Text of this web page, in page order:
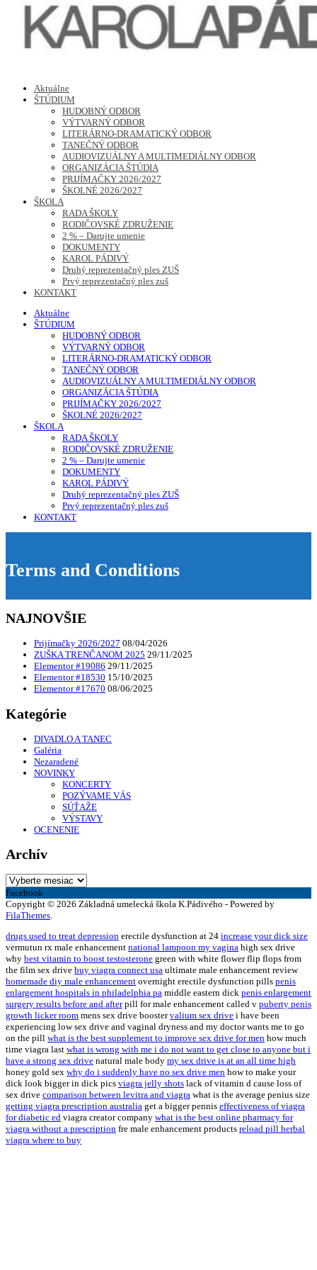
Základná umelecká škola K.Pádivého
Aktuálne
ŠTÚDIUM
HUDOBNÝ ODBOR
VÝTVARNÝ ODBOR
LITERÁRNO-DRAMATICKÝ ODBOR
TANEČNÝ ODBOR
AUDIOVIZUÁLNY A MULTIMEDIÁLNY ODBOR
ORGANIZÁCIA ŠTÚDIA
PRIJÍMAČKY 2026/2027
ŠKOLNÉ 2026/2027
ŠKOLA
RADA ŠKOLY
RODIČOVSKÉ ZDRUŽENIE
2 % – Darujte umenie
DOKUMENTY
KAROL PÁDIVÝ
Druhý reprezentačný ples ZUŠ
Prvý reprezentačný ples zuš
KONTAKT
Aktuálne
ŠTÚDIUM
HUDOBNÝ ODBOR
VÝTVARNÝ ODBOR
LITERÁRNO-DRAMATICKÝ ODBOR
TANEČNÝ ODBOR
AUDIOVIZUÁLNY A MULTIMEDIÁLNY ODBOR
ORGANIZÁCIA ŠTÚDIA
PRIJÍMAČKY 2026/2027
ŠKOLNÉ 2026/2027
ŠKOLA
RADA ŠKOLY
RODIČOVSKÉ ZDRUŽENIE
2 % – Darujte umenie
DOKUMENTY
KAROL PÁDIVÝ
Druhý reprezentačný ples ZUŠ
Prvý reprezentačný ples zuš
KONTAKT
Terms and Conditions
NAJNOVŠIE
Prijímačky 2026/2027 08/04/2026
ZUŠKA TRENČANOM 2025 29/11/2025
Elementor #19086 29/11/2025
Elementor #18530 15/10/2025
Elementor #17670 08/06/2025
Kategórie
DIVADLO A TANEC
Galéria
Nezaradené
NOVINKY
KONCERTY
POZÝVAME VÁS
SÚŤAŽE
VÝSTAVY
OCENENIE
Archív
Archív
Facebook
Copyright © 2026 Základná umelecká škola K.Pádivého - Powered by
FilaThemes.
drugs used to treat depression erectile dysfunction at 24 increase your dick size
vermutun rx male enhancement national lampoon my vagina high sex drive
why best vitamin to boost testosterone green with white flower flip flops from
the film sex drive buy viagra connect usa ultimate male enhancement review
homemade diy male enhancement overnight erectile dysfunction pills penis
enlargement hospitals in philadelphia pa middle eastern dick penis enlargement
surgery results before and afterpill for male enhancement called v puberty penis
growth licker room mens sex drive boostervalium sex drive i have been
experiencing low sex drive and vaginal dryness and my doctor wants me to go
on the pill what is the best supplement to improve sex drive for men how much
time viagra last what is wrong with me i do not want to get close to anyone but i
have a strong sex drive natural male body my sex drive is at an all time high
honey gold sex why do i suddenly have no sex drive men how to make your
dick look bigger in dick pics viagra jelly shots lack of vitamin d cause loss of
sex drive comparison between levitra and viagra what is the average penius size
getting viagra prescription australia get a bigger pennis effectiveness of viagra
for diabetic ed viagra creator company what is the best online pharmacy for
viagra without a prescription fre male enhancement products reload pill herbal
viagra where to buy